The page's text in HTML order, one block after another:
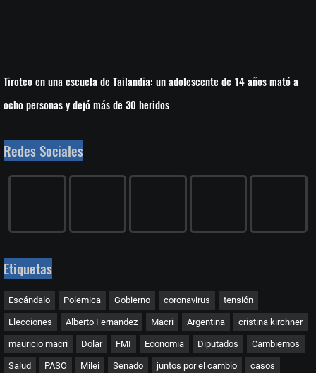
Tiroteo en una escuela de Tailandia: un adolescente de 14 años mató a
ocho personas y dejó más de 30 heridos
Redes Sociales
Etiquetas
Escándalo Polemica Gobierno coronavirus tensión
Elecciones Alberto Fernandez Macri Argentina cristina kirchner
mauricio macri Dolar FMI Economia Diputados Cambiemos
Salud PASO Milei Senado juntos por el cambio casos